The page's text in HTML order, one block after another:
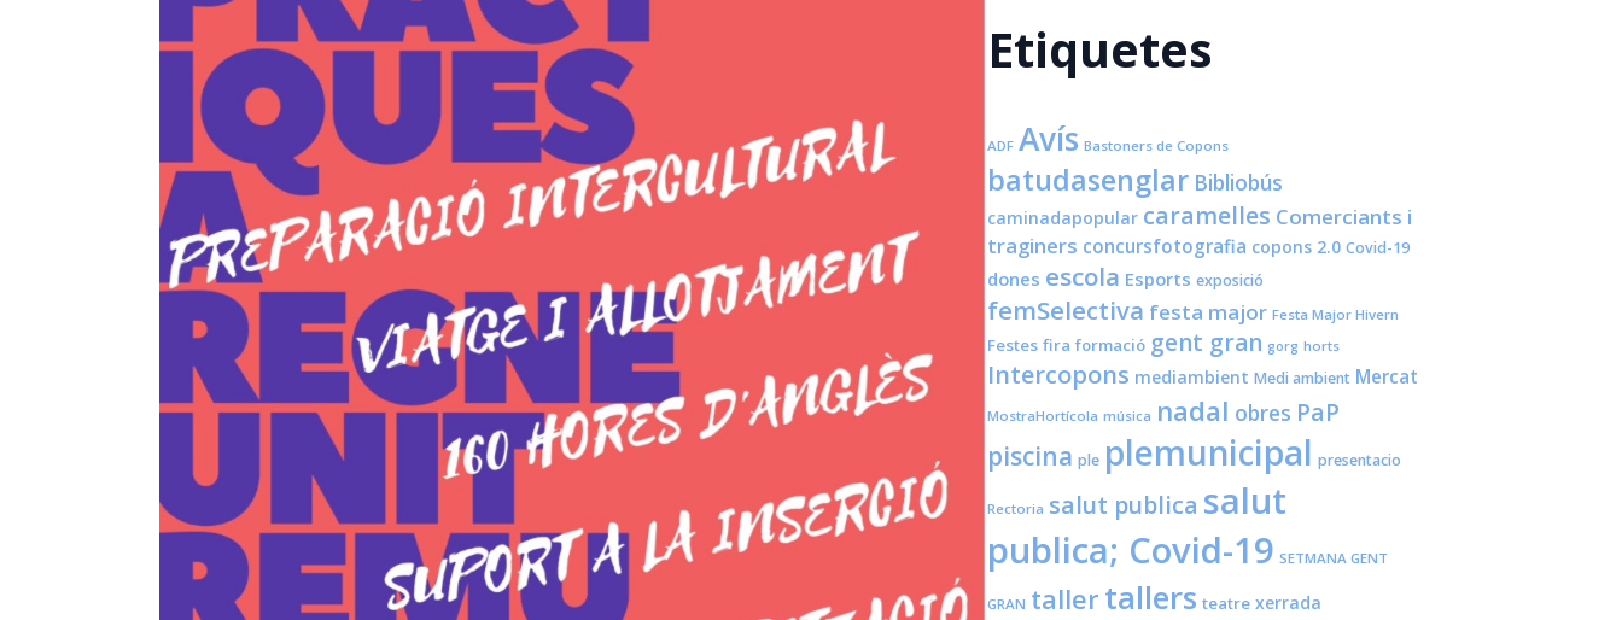
Etiquetes
ADF Avís Bastoners de Copons
batudasenglar Bibliobús
caminadapopular caramelles Comerciants i
traginers concursfotografia copons 2.0 Covid-19
dones escola Esports exposició
femSelectiva festa major Festa Major Hivern
Festes fira formació gent gran gorg horts
Intercopons mediambient Medi ambient Mercat
MostraHortícola música nadal obres PaP
piscina ple plemunicipal presentacio
Rectoria salut publica salut
publica; Covid-19 SETMANA GENT
GRAN taller tallers teatre xerrada